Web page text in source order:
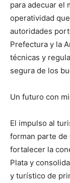
para adecuar el
operatividad
autoridades
Prefectura y la
técnicas y
segura de los
Un futuro con
El impulso al
forman parte de
fortalecer la
Plata y
y turístico de